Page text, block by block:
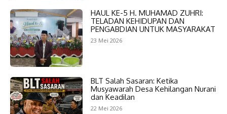
HAUL KE-5 H. MUHAMAD ZUHRI:
TELADAN KEHIDUPAN DAN
PENGABDIAN UNTUK MASYARAKAT
23 Mei 2026
BLT Salah Sasaran: Ketika
Musyawarah Desa Kehilangan Nurani
dan Keadilan
22 Mei 2026